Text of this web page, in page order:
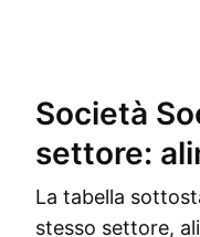
Società Società Pakistan che operano nel
settore:
La tabella
stesso settore,